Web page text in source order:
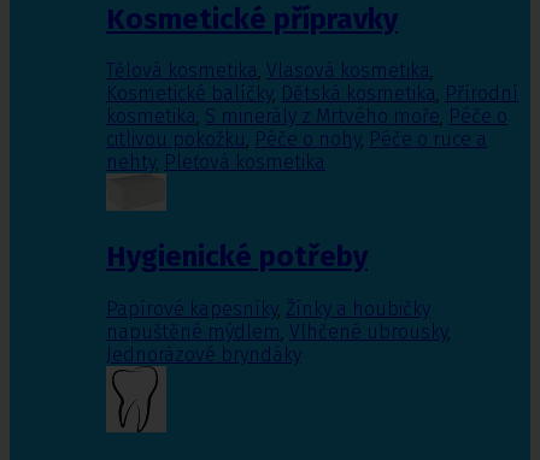
Kosmetické přípravky
Tělová kosmetika, Vlasová kosmetika,
Kosmetické balíčky, Dětská kosmetika, Přírodní
kosmetika, S minerály z Mrtvého moře, Péče o
citlivou pokožku, Péče o nohy, Péče o ruce a
nehty, Pleťová kosmetika
Hygienické potřeby
Papírové kapesníky, Žínky a houbičky
napuštěné mýdlem, Vlhčené ubrousky,
Jednorázové bryndáky